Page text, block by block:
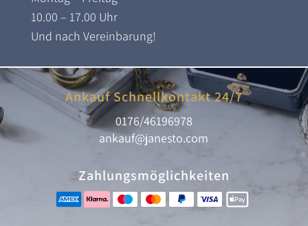
10.00 – 17.00 Uhr
Und nach Vereinbarung!
Ankauf Schnellkontakt 24/7
0176/46196978
ankauf@janesto.com
Zahlungsmöglichkeiten